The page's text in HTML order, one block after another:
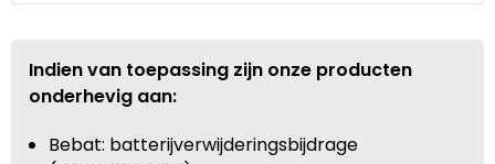
Indien van toepassing zijn onze producten
onderhevig aan:
Bebat: batterijverwijderingsbijdrage